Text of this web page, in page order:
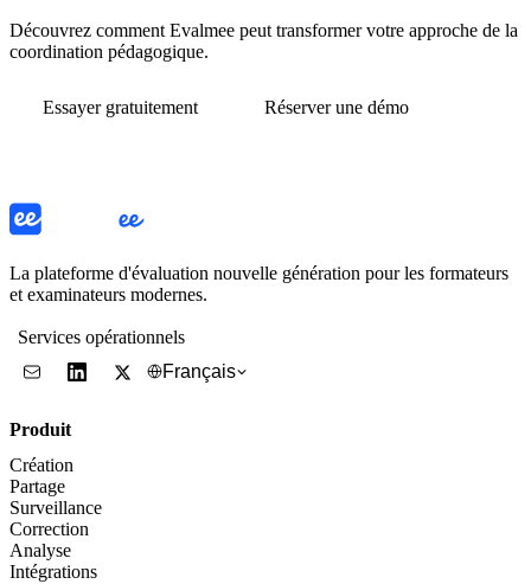
Découvrez comment Evalmee peut transformer votre approche de la
coordination pédagogique.
Essayer gratuitement Réserver une démo
La plateforme d'évaluation nouvelle génération pour les formateurs
et examinateurs modernes.
Services opérationnels
Français
Produit
Création
Partage
Surveillance
Correction
Analyse
Intégrations